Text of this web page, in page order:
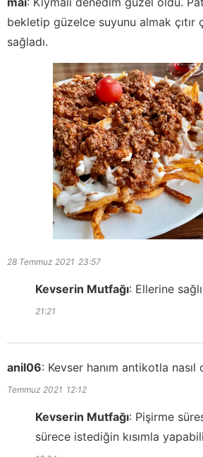
bekletip güzelce suyunu almak çıtır
sağladı.
28 Temmuz 2021 23:57
Kevserin Mutfağı: Ellerine
21:21
anil06: Kevser hanım antikotla nasıl
Temmuz 2021 12:12
Kevserin Mutfağı: Pişirme
sürece istediğin kısımla